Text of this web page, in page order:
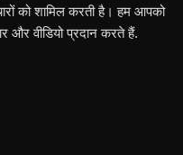
को शामिल करती है। हम आपको
और वीडियो प्रदान करते हैं.